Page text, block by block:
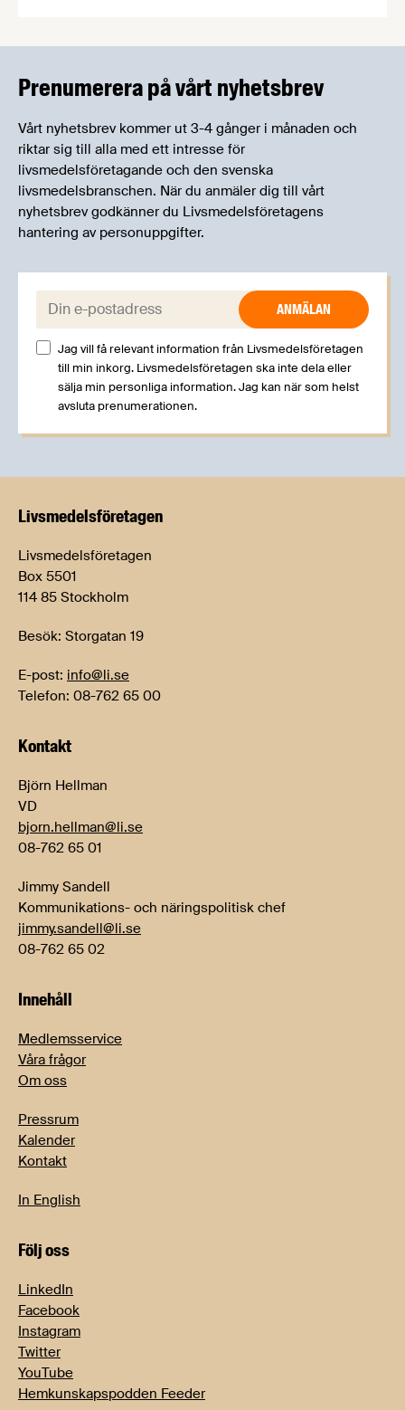
Prenumerera på vårt nyhetsbrev
Vårt nyhetsbrev kommer ut 3-4 gånger i månaden och
riktar sig till alla med ett intresse för
livsmedelsföretagande och den svenska
livsmedelsbranschen. När du anmäler dig till vårt
nyhetsbrev godkänner du Livsmedelsföretagens
hantering av personuppgifter.
E-post:
Jag vill få relevant information från Livsmedelsföretagen
till min inkorg. Livsmedelsföretagen ska inte dela eller
sälja min personliga information. Jag kan när som helst
avsluta prenumerationen.
Livsmedels­företagen
Livsmedelsföretagen
Box 5501
114 85 Stockholm
Besök: Storgatan 19
E-post: info@li.se
Telefon: 08-762 65 00
Kontakt
Björn Hellman
VD
bjorn.hellman@li.se
08-762 65 01
Jimmy Sandell
Kommunikations- och näringspolitisk chef
jimmy.sandell@li.se
08-762 65 02
Innehåll
Medlemsservice
Våra frågor
Om oss
Pressrum
Kalender
Kontakt
In English
Följ oss
LinkedIn
Facebook
Instagram
Twitter
YouTube
Hemkunskapspodden Feeder